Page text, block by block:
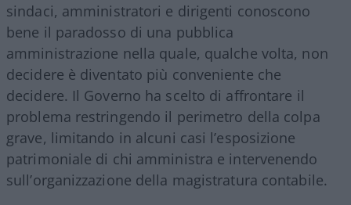
sindaci, amministratori e dirigenti conoscono
bene il paradosso di una pubblica
amministrazione nella quale, qualche volta, non
decidere è diventato più conveniente che
decidere. Il Governo ha scelto di affrontare il
problema restringendo il perimetro della colpa
grave, limitando in alcuni casi l’esposizione
patrimoniale di chi amministra e intervenendo
sull’organizzazione della magistratura contabile.